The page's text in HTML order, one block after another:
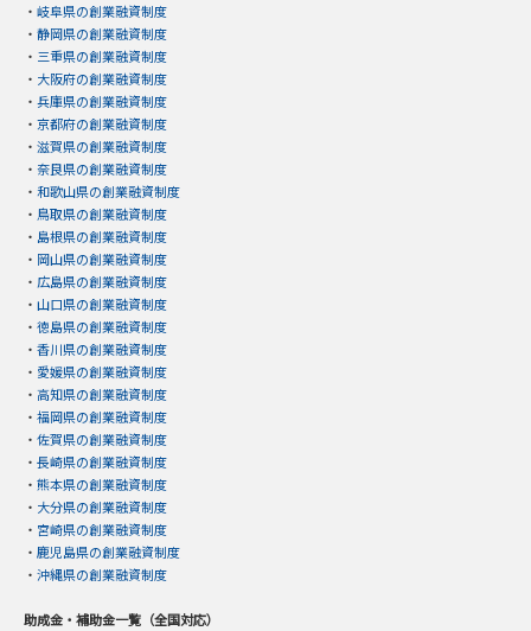
・ 岐阜県の創業融資制度
・ 静岡県の創業融資制度
・ 三重県の創業融資制度
・ 大阪府の創業融資制度
・ 兵庫県の創業融資制度
・ 京都府の創業融資制度
・ 滋賀県の創業融資制度
・ 奈良県の創業融資制度
・ 和歌山県の創業融資制度
・ 鳥取県の創業融資制度
・ 島根県の創業融資制度
・ 岡山県の創業融資制度
・ 広島県の創業融資制度
・ 山口県の創業融資制度
・ 徳島県の創業融資制度
・ 香川県の創業融資制度
・ 愛媛県の創業融資制度
・ 高知県の創業融資制度
・ 福岡県の創業融資制度
・ 佐賀県の創業融資制度
・ 長崎県の創業融資制度
・ 熊本県の創業融資制度
・ 大分県の創業融資制度
・ 宮崎県の創業融資制度
・ 鹿児島県の創業融資制度
・ 沖縄県の創業融資制度
助成金・補助金一覧（全国対応）